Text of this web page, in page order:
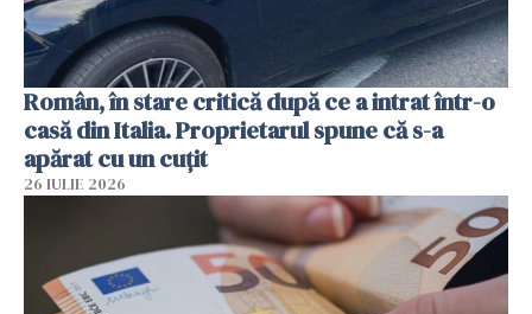
Român, în stare critică după ce a intrat într-o
casă din Italia. Proprietarul spune că s-a
apărat cu un cuțit
26 IULIE 2026